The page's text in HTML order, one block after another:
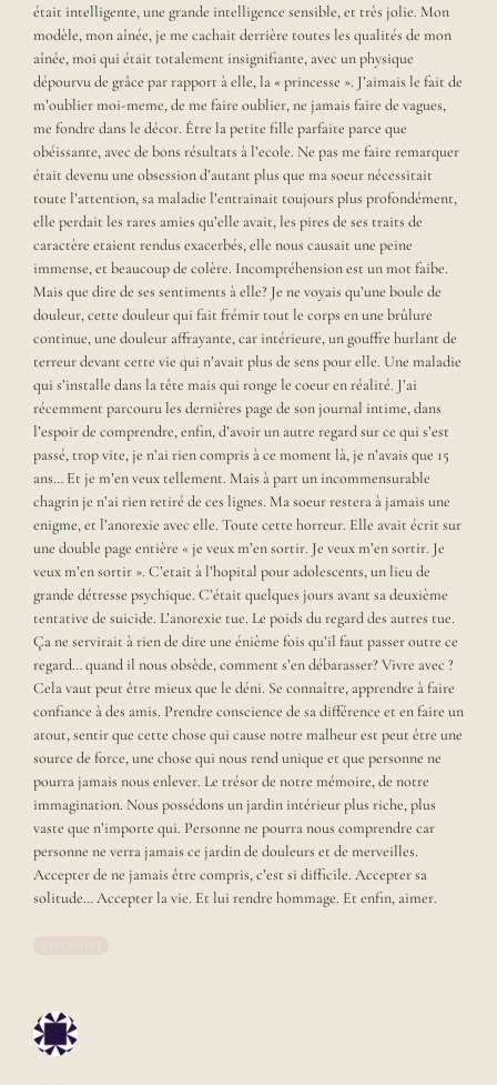
b
g
e
s
t
m
o
n
c
n
e
t
d
'
i
n
s
i
a
t
i
o
n
d
e
p
u
s
a
v
r
i
l
2
0
était intelligente, une grande intelligence sensible, et très jolie. Mon
modèle, mon aînée, je me cachait derrière toutes les qualités de mon
aînée, moi qui était totalement insignifiante, avec un physique
dépourvu de grâce par rapport à elle, la « princesse ». J’aimais le fait de
m’oublier moi-meme, de me faire oublier, ne jamais faire de vagues,
me fondre dans le décor. Être la petite fille parfaite parce que
obéissante, avec de bons résultats à l’ecole. Ne pas me faire remarquer
était devenu une obsession d’autant plus que ma soeur nécessitait
toute l’attention, sa maladie l’entrainait toujours plus profondément,
elle perdait les rares amies qu’elle avait, les pires de ses traits de
caractère etaient rendus exacerbés, elle nous causait une peine
immense, et beaucoup de colère. Incompréhension est un mot faibe.
Mais que dire de ses sentiments à elle? Je ne voyais qu’une boule de
douleur, cette douleur qui fait frémir tout le corps en une brûlure
continue, une douleur affrayante, car intérieure, un gouffre hurlant de
terreur devant cette vie qui n’avait plus de sens pour elle. Une maladie
qui s’installe dans la tête mais qui ronge le coeur en réalité. J’ai
récemment parcouru les dernières page de son journal intime, dans
l’espoir de comprendre, enfin, d’avoir un autre regard sur ce qui s’est
passé, trop vite, je n’ai rien compris à ce moment là, je n’avais que 15
ans… Et je m’en veux tellement. Mais à part un incommensurable
chagrin je n’ai rien retiré de ces lignes. Ma soeur restera à jamais une
enigme, et l’anorexie avec elle. Toute cette horreur. Elle avait écrit sur
une double page entière « je veux m’en sortir. Je veux m’en sortir. Je
veux m’en sortir ». C’etait à l’hopital pour adolescents, un lieu de
grande détresse psychique. C’était quelques jours avant sa deuxième
tentative de suicide. L’anorexie tue. Le poids du regard des autres tue.
Ça ne servirait à rien de dire une énième fois qu’il faut passer outre ce
regard… quand il nous obsède, comment s’en débarasser? Vivre avec ?
Cela vaut peut être mieux que le déni. Se connaître, apprendre à faire
confiance à des amis. Prendre conscience de sa différence et en faire un
atout, sentir que cette chose qui cause notre malheur est peut être une
source de force, une chose qui nous rend unique et que personne ne
pourra jamais nous enlever. Le trésor de notre mémoire, de notre
immagination. Nous possédons un jardin intérieur plus riche, plus
vaste que n’importe qui. Personne ne pourra nous comprendre car
personne ne verra jamais ce jardin de douleurs et de merveilles.
Accepter de ne jamais être compris, c’est si difficile. Accepter sa
solitude… Accepter la vie. Et lui rendre hommage. Et enfin, aimer.